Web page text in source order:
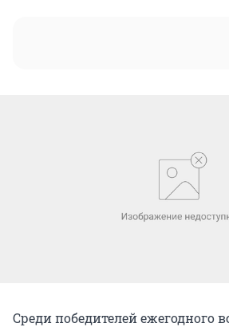
Среди победителей ежегодного